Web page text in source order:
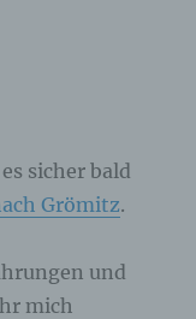
sicher bald
Grömitz.
und
mich
den von der
von der
IP-
der
und für